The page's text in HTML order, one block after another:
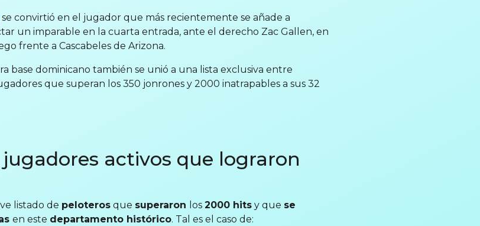
convirtió en el jugador que más recientemente se añade a
un imparable en la cuarta entrada, ante el derecho Zac Gallen, en
frente a Cascabeles de Arizona.
base dominicano también se unió a una lista exclusiva entre
que superan los 350 jonrones y 2000 inatrapables a sus 32
jugadores activos que lograron
listado de peloterosque superaron los 2000 hitsy que se
en este departamento histórico. Tal es el caso de: